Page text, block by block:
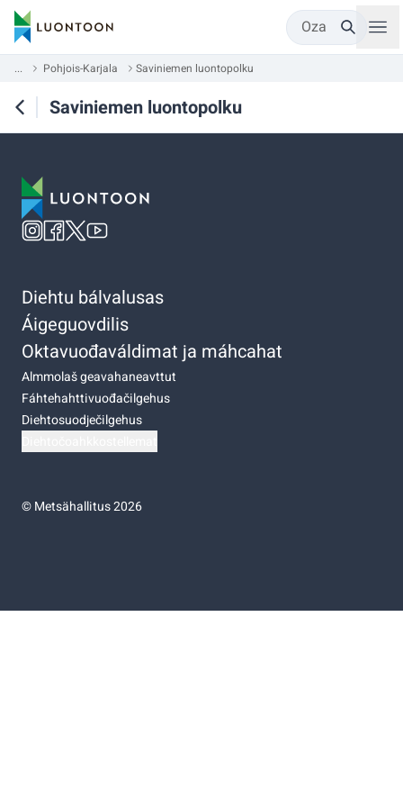
Oza
... Pohjois-Karjala Saviniemen luontopolku
Saviniemen luontopolku
Diehtu bálvalusas
Áigeguovdilis
Oktavuođaváldimat ja máhcahat
Almmolaš geavahaneavttut
Fáhtehahttivuođačilgehus
Diehtosuodječilgehus
©Metsähallitus 2026